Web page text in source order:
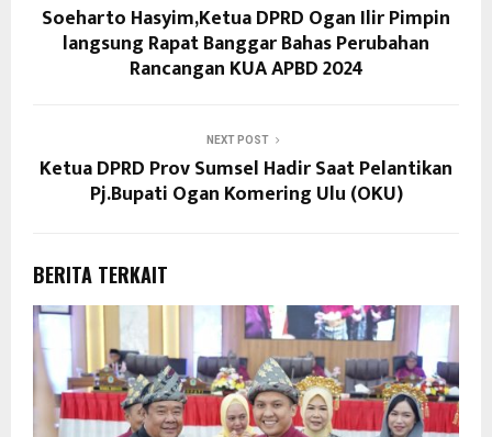
Soeharto Hasyim,Ketua DPRD Ogan Ilir Pimpin
langsung Rapat Banggar Bahas Perubahan
Rancangan KUA APBD 2024
NEXT POST
Ketua DPRD Prov Sumsel Hadir Saat Pelantikan
Pj.Bupati Ogan Komering Ulu (OKU)
BERITA TERKAIT